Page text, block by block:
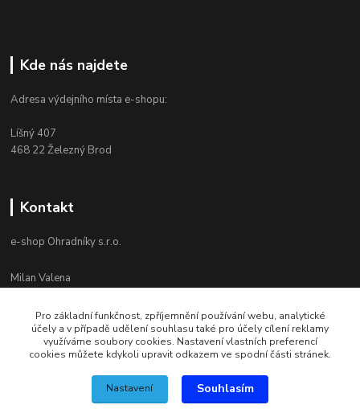
Kde nás najdete
Adresa výdejního místa e-shopu:
Líšný 407
468 22 Železný Brod
Kontakt
e-shop Ohradníky s.r.o.
Milan Valena
+420 603 867 821
Po-Pá 8-16
info@ohradniky.cz
Pro základní funkčnost, zpříjemnění používání webu, analytické
účely a v případě udělení souhlasu také pro účely cílení reklamy
využíváme soubory cookies. Nastavení vlastních preferencí
cookies můžete kdykoli upravit odkazem ve spodní části stránek.
Nastavení Souhlasím